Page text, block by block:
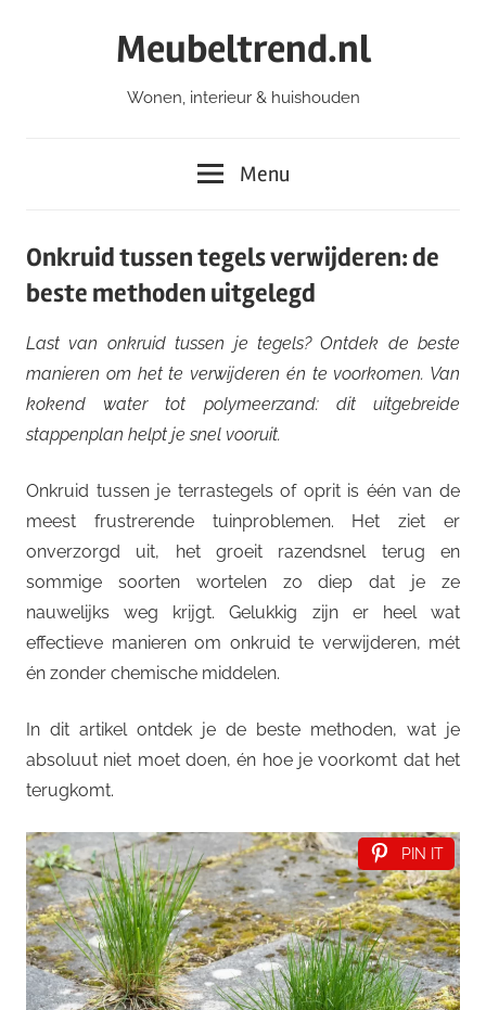
Meubeltrend.nl
Wonen, interieur & huishouden
Menu
Onkruid tussen tegels verwijderen: de
beste methoden uitgelegd
Last van onkruid tussen je tegels? Ontdek de beste
manieren om het te verwijderen én te voorkomen. Van
kokend water tot polymeerzand: dit uitgebreide
stappenplan helpt je snel vooruit.
Onkruid tussen je terrastegels of oprit is één van de
meest frustrerende tuinproblemen. Het ziet er
onverzorgd uit, het groeit razendsnel terug en
sommige soorten wortelen zo diep dat je ze
nauwelijks weg krijgt. Gelukkig zijn er heel wat
effectieve manieren om onkruid te verwijderen, mét
én zonder chemische middelen.
In dit artikel ontdek je de beste methoden, wat je
absoluut niet moet doen, én hoe je voorkomt dat het
terugkomt.
PIN IT